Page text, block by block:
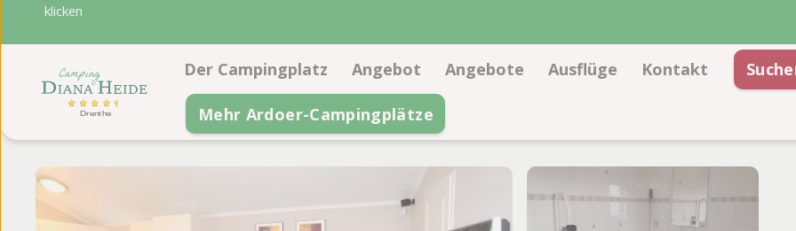
klicken
Der Campingplatz
Einrichtungen
Lageplan
Angebot
Stellplätze
Angebote Ausflüge Kontakt
Mehr Ardoer-Campingplätze